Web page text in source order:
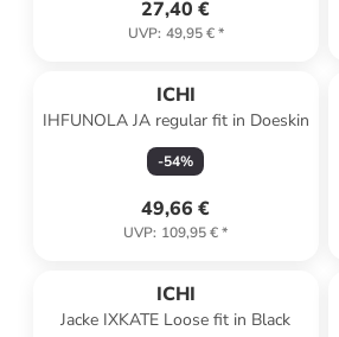
27,40 €
UVP: 49,95 €*
ICHI
IHFUNOLA JA regular fit in Doeskin
-54%
49,66 €
UVP: 109,95 €*
ICHI
Jacke IXKATE Loose fit in Black